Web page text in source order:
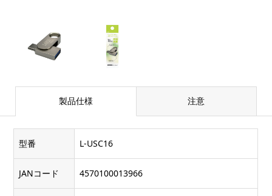
製品仕様 注意
型番 L-USC16
JANコード 4570100013966